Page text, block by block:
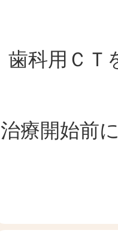
歯科用ＣＴ
治療開始前